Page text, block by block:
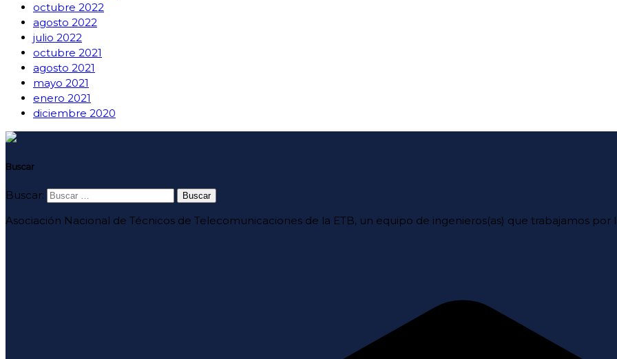
octubre 2022
agosto 2022
julio 2022
octubre 2021
agosto 2021
mayo 2021
enero 2021
diciembre 2020
Buscar
Buscar:
Asociación Nacional de Técnicos de Telecomunicaciones de la ETB, un equipo de ingenieros(as) que trabajamos